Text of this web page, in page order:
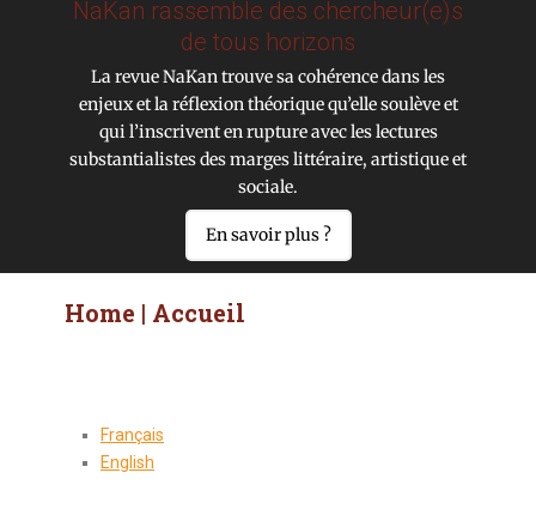
NaKan rassemble des chercheur(e)s
de tous horizons
La revue NaKan trouve sa cohérence dans les
enjeux et la réflexion théorique qu’elle soulève et
qui l’inscrivent en rupture avec les lectures
substantialistes des marges littéraire, artistique et
sociale.
En savoir plus ?
Home | Accueil
Français
English